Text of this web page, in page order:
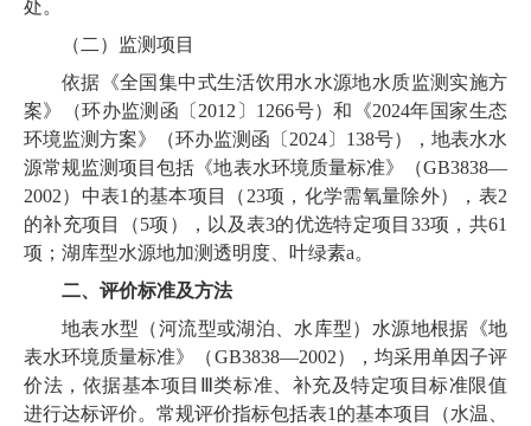
处。
（二）监测项目
依据《全国集中式生活饮用水水源地水质监测实施方
案》（环办监测函〔2012〕1266号）和《2024年国家生态
环境监测方案》（环办监测函〔2024〕138号），地表水水
源常规监测项目包括《地表水环境质量标准》（GB3838—
2002）中表1的基本项目（23项，化学需氧量除外），表2
的补充项目（5项），以及表3的优选特定项目33项，共61
项；湖库型水源地加测透明度、叶绿素a。
二、评价标准及方法
地表水型（河流型或湖泊、水库型）水源地根据《地
表水环境质量标准》（GB3838—2002），均采用单因子评
价法，依据基本项目Ⅲ类标准、补充及特定项目标准限值
进行达标评价。常规评价指标包括表1的基本项目（水温、